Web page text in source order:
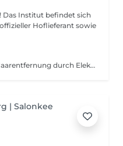
Hoflieferant sowie
Seit 1970 sind wir auf dauerhafte Haarentfernung durch Elektrolyse spezialisiert. Diese Methode der dauerhaften Haarentfernung ist unumstritten. Die Elektrolyse ermöglicht die dauerhafte Entfernung der für das Haarwachstum verantwortlichen Zellen, indem ein Filament in den Haarfollikel eingeführt wird und ein Hochgeschwindigkeitsstrom angelegt wird, der auf das Haar und die Zielregion abgestimmt ist. Alle Haut- und Haarfarben sowie alle Regionen können effizient und ohne Kompromisse behandelt werden.